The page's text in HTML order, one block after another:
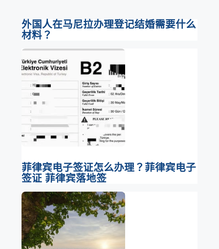
外国人在马尼拉办理登记结婚需要什么
材料？
菲律宾电子签证怎么办理？菲律宾电子
签证 菲律宾落地签